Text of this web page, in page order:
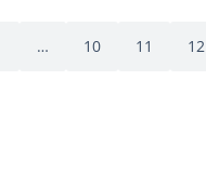
… 10 11 12